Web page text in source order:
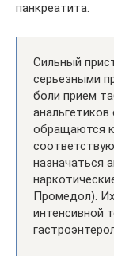
панкреатита.
Сильный
серьезными
боли прием
обращаются
назначаться
Промедол).
интенсивной